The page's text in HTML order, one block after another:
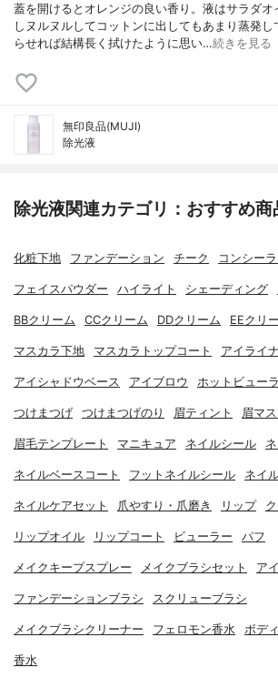
蓋を開けるとオレンジの良い香り。液はサラダ
しヌルヌルしてコットンに出してもあまり蒸発し
らせれば結構長く拭けたように思い…続きを見る
無印良品(MUJI)
除光液
除光液関連カテゴリ：おすすめ
化粧下地 ファンデーション チーク コンシー
フェイスパウダー ハイライト シェーディング
BBクリーム CCクリーム DDクリーム EEクリ
マスカラ下地 マスカラトップコート アイライ
アイシャドウベース アイブロウ ホットビュー
つけまつげ つけまつげのり 眉ティント 眉マ
眉毛テンプレート マニキュア ネイルシール
ネイルベースコート フットネイルシール ネイ
ネイルケアセット 爪やすり・爪磨き リップ
リップオイル リップコート ビューラー パフ
メイクキープスプレー メイクブラシセット ア
ファンデーションブラシ スクリューブラシ
メイクブラシクリーナー フェロモン香水 ボデ
香水